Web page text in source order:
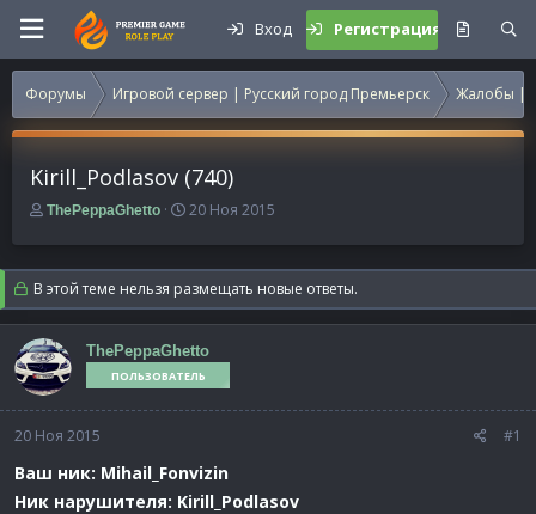
Вход Регистрация
Форумы Игровой сервер | Русский город Премьерск Жалобы |
Kirill_Podlasov (740)
А
т
о
р
т
е
м
ы
ThePeppaGhetto
Д
т
а
н
а
а
л
20 Ноя 2015
В этой теме нельзя размещать новые ответы.
ThePeppaGhetto
ПОЛЬЗОВАТЕЛЬ
20 Ноя 2015 #1
Ваш ник: Mihail_Fonvizin
Ник нарушителя: Kirill_Podlasov